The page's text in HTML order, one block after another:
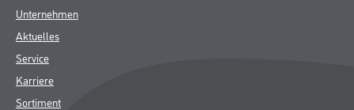
Unternehmen
Aktuelles
Service
Karriere
Sortiment